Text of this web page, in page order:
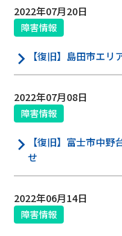
ご利用約款・重要事
プライバシーポリシ
広告掲載のご案内
2022年07月20日
障害情報
【復旧】島田市エ
2022年07月08日
障害情報
【復旧】富士市中
せ
2022年06月14日
障害情報